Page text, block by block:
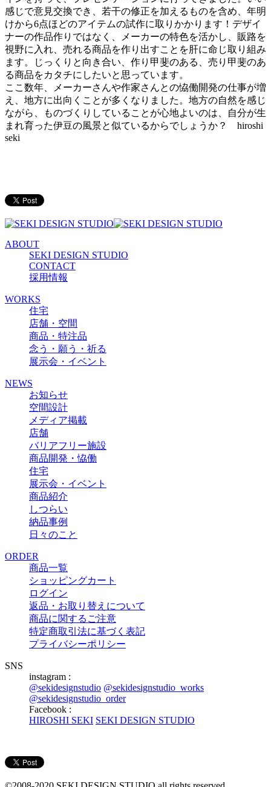
感じで意見交換でき、若干の修正を加えるものを含め、年明
けから6点ほどのアイテムの試作に取りかかります！デザイ
ナーの作品作りではなく、メーカーの特色を活かし、販路を
視野に入れ、売れる商品を作り出すことを肝に命じ取り組み
ます。じっくりと向き合い、作り甲斐のある、売り甲斐のあ
る商品をカタチにしたいと思っています。
ここ数年、メーカーさんや作家さんとの恊働開発の仕事が増
え、地方に出向くことが多くなりました。地方の自然を感じ
ながら、ものづくりしていることが心地よいのは、自分が生
まれ育った伊豆の風景と似ているからでしょうか？ hiroshi
seki
ABOUT
SEKI DESIGN STUDIO
CONTACT
採用情報
WORKS
住宅
店舗・空間
商品・特注品
念う・願う・祈る
展示会・イベント
NEWS
お知らせ
空間設計
メディア掲載
店舗
バリアフリー施設
商品開発・恊働
住宅
展示会・イベント
商品紹介
しつらい
納品事例
日々のこと
ORDER
商品一覧
ショッピングカート
ログイン
返品・お取り替えについて
商品に関するご注意
特定商取引法に基づく表記
プライバシーポリシー
SNS
instagram :
@sekidesignstudio @sekidesignstudio_works
@sekidesignstudio_order
Facebook :
HIROSHI SEKI SEKI DESIGN STUDIO